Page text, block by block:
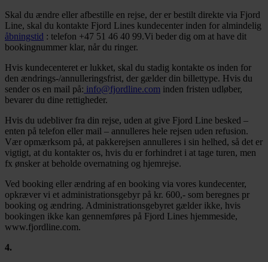
Skal du ændre eller afbestille en rejse, der er bestilt direkte via Fjord
Line, skal du kontakte Fjord Lines kundecenter inden for almindelig
åbningstid : telefon +47 51 46 40 99.Vi beder dig om at have dit
bookingnummer klar, når du ringer.
Hvis kundecenteret er lukket, skal du stadig kontakte os inden for
den ændrings-/annulleringsfrist, der gælder din billettype. Hvis du
sender os en mail på: info@fjordline.com inden fristen udløber,
bevarer du dine rettigheder.
Hvis du udebliver fra din rejse, uden at give Fjord Line besked –
enten på telefon eller mail – annulleres hele rejsen uden refusion.
Vær opmærksom på, at pakkerejsen annulleres i sin helhed, så det er
vigtigt, at du kontakter os, hvis du er forhindret i at tage turen, men
fx ønsker at beholde overnatning og hjemrejse.
Ved booking eller ændring af en booking via vores kundecenter,
opkræver vi et administrationsgebyr på kr. 600,- som beregnes pr
booking og ændring. Administrationsgebyret gælder ikke, hvis
bookingen ikke kan gennemføres på Fjord Lines hjemmeside,
www.fjordline.com.
4.